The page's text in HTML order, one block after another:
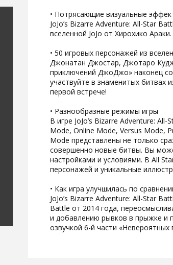
• Потрясающие визуальные
JoJo’s Bizarre Adventure: All-Star
вселенной JoJo от Хирохико
• 50 игровых персонажей из
Джонатан Джостар, Джотаро
приключений ДжоДжо» наконец
участвуйте в знаменитых битвах
первой встрече!
• Разнообразные режимы игры
В игре JoJo’s Bizarre Adventure:
Mode, Online Mode, Versus Mode,
Mode представлены не только
совершенно новые битвы. Вы
настройками и условиями. В All
персонажей и уникальные
• Как игра улучшилась по
JoJo’s Bizarre Adventure: All-Star
Battle от 2014 года,
и добавлению рывков в прыжке и
озвучкой 6-й части